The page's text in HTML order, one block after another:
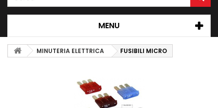
MENU
MINUTERIA ELETTRICA FUSIBILI MICRO